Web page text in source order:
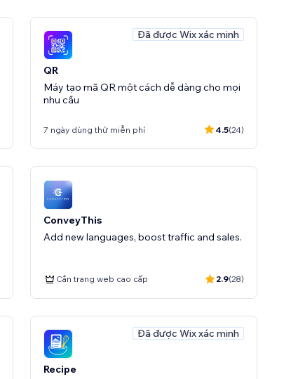
Đã được Wix xác minh
QR
Máy tạo mã QR một cách dễ dàng cho mọi
nhu cầu
7 ngày dùng thử miễn phí 4.5(24)
ConveyThis
Add new languages, boost traffic and sales.
Cần trang web cao cấp 2.9(28)
Đã được Wix xác minh
Recipe